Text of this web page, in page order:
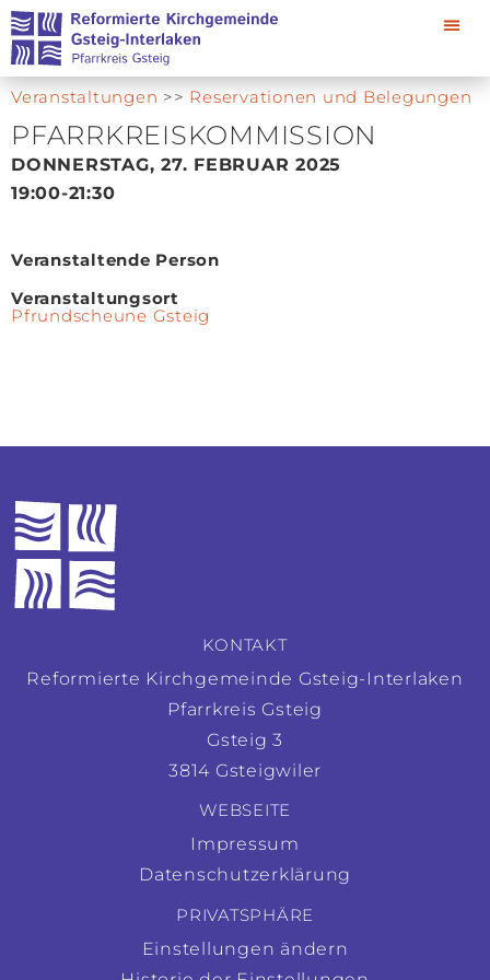
Veranstaltungen >> Reservationen und Belegungen
PFARRKREISKOMMISSION
DONNERSTAG, 27. FEBRUAR 2025
19:00-21:30
Veranstaltende Person
Veranstaltungsort
Pfrundscheune Gsteig
KONTAKT
Reformierte Kirchgemeinde Gsteig-Interlaken
Pfarrkreis Gsteig
Gsteig 3
3814 Gsteigwiler
WEBSEITE
Impressum
Datenschutzerklärung
PRIVATSPHÄRE
Einstellungen ändern